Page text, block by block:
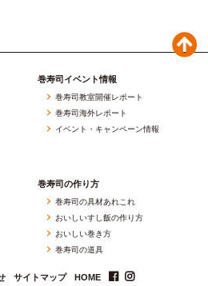
巻寿司イベント情報
巻寿司教室開催レポート
巻寿司海外レポート
イベント・キャンペーン情報
巻寿司の作り方
巻寿司の具材あれこれ
おいしいすし飯の作り方
おいしい巻き方
巻寿司の道具
サイトマップ HOME